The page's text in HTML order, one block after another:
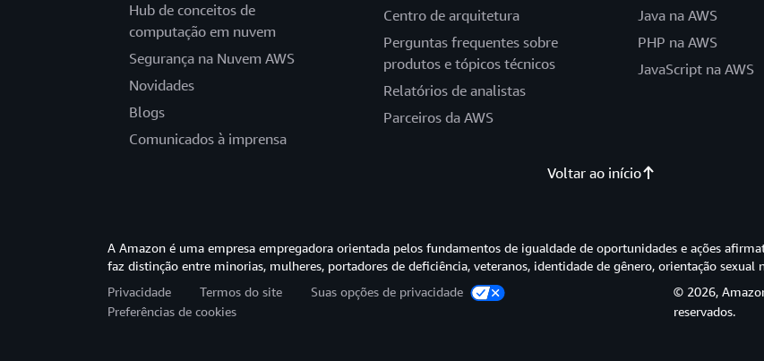
Hub de conceitos de
computação em nuvem
Segurança na Nuvem AWS
Novidades
Blogs
Comunicados à imprensa
Centro de arquitetura
Perguntas frequentes sobre
produtos e tópicos técnicos
Relatórios de analistas
Parceiros da AWS
Java na AWS
PHP na AWS
JavaScript na AWS
Voltar ao início
A Amazon é uma empresa empregadora orientada pelos fundamentos de igualdade de oportunidades e ações
faz distinção entre minorias, mulheres, portadores de deficiência, veteranos, identidade de gênero, orientação sexual
Privacidade
Termos do site
Suas opções de privacidade
Preferências de cookies
© 2026,
reservados.